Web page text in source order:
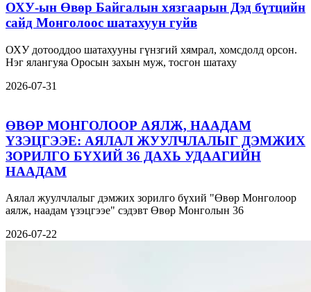
ОХУ-ын Өвөр Байгалын хязгаарын Дэд бүтцийн
сайд Монголоос шатахуун гуйв
ОХУ дотооддоо шатахууны гүнзгий хямрал, хомсдолд орсон.
Нэг ялангуяа Оросын захын муж, тосгон шатаху
2026-07-31
ӨВӨР МОНГОЛООР АЯЛЖ, НААДАМ
ҮЗЭЦГЭЭЕ: АЯЛАЛ ЖУУЛЧЛАЛЫГ ДЭМЖИХ
ЗОРИЛГО БҮХИЙ 36 ДАХЬ УДААГИЙН
НААДАМ
Аялал жуулчлалыг дэмжих зорилго бүхий "Өвөр Монголоор
аялж, наадам үзэцгээе" сэдэвт Өвөр Монголын 36
2026-07-22